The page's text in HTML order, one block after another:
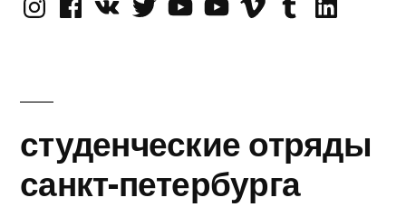
InstagramFacebook
VK TwitterYoutube
Old Vimeotumblrlinkedin
студенческие отряды
санкт-петербурга